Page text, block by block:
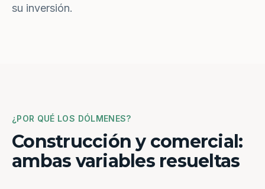
su inversión.
¿POR QUÉ LOS DÓLMENES?
Construcción y comercial:
ambas variables resueltas